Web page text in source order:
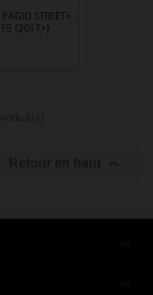
STREET+
(2017+)